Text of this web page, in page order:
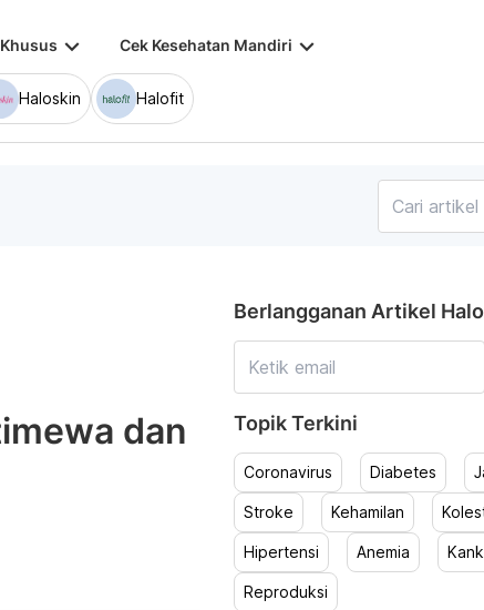
keyboard_arrow_down Cek Kesehatan Mandiri keyboard_arrow_down
Haloskin Halofit
dan
Berlangganan Artikel
Topik Terkini
Coronavirus Diabetes
Stroke Kehamilan
Hipertensi Anemia
Reproduksi